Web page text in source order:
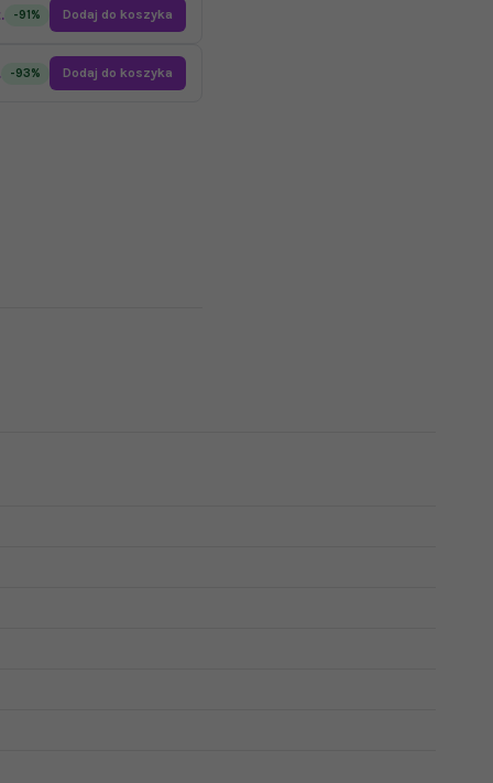
-91% Dodaj do koszyka
-93% Dodaj do koszyka